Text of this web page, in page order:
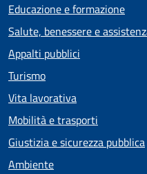
Educazione e formazione
Salute, benessere e
Appalti pubblici
Turismo
Vita lavorativa
Mobilità e trasporti
Giustizia e sicurezza pubblica
Ambiente